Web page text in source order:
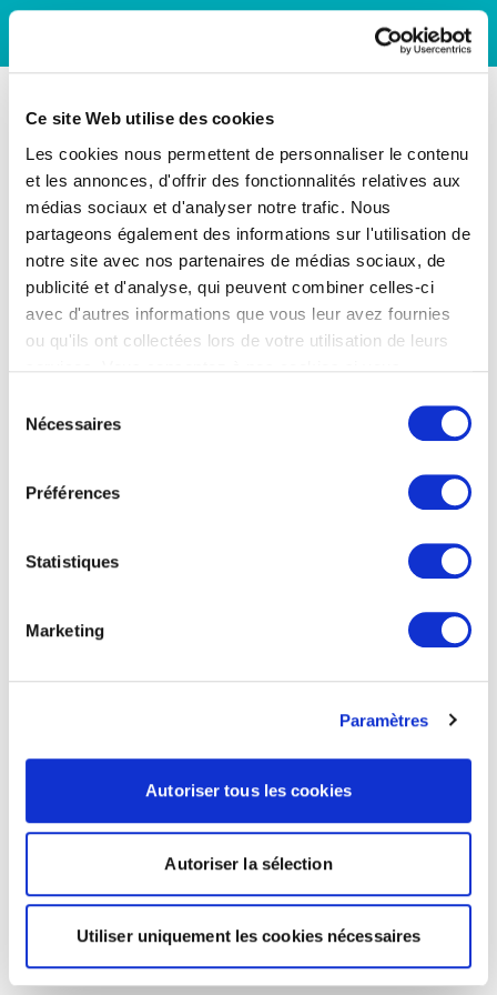
Ce site Web utilise des cookies
Les cookies nous permettent de personnaliser le contenu
et les annonces, d'offrir des fonctionnalités relatives aux
médias sociaux et d'analyser notre trafic. Nous
partageons également des informations sur l'utilisation de
notre site avec nos partenaires de médias sociaux, de
publicité et d'analyse, qui peuvent combiner celles-ci
avec d'autres informations que vous leur avez fournies
ou qu'ils ont collectées lors de votre utilisation de leurs
Nécessaires
Préférences
Statistiques
Marketing
Paramètres
Autoriser tous les cookies
Autoriser la sélection
Utiliser uniquement les cookies nécessaires